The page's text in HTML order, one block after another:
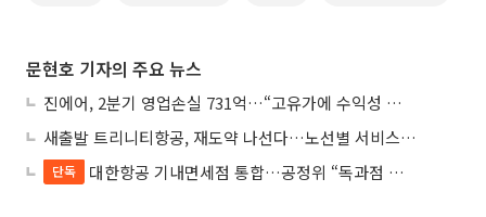
문현호 기자의 주요 뉴스
진에어, 2분기 영업손실 731억…“고유가에 수익성 악화”
새출발 트리니티항공, 재도약 나선다…노선별 서비스 차별화
단독 대한항공 기내면세점 통합…공정위 “독과점 여부 따진다”